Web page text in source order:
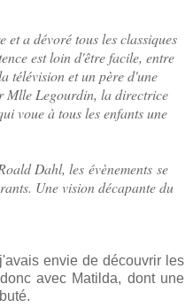
a dévoré tous les classiques
est loin d'être facile, entre
télévision et un père d'une
Mlle Legourdin, la directrice
voue à tous les enfants une
Dahl, les évènements se
Une vision décapante du
envie de découvrir les
avec Matilda, dont une